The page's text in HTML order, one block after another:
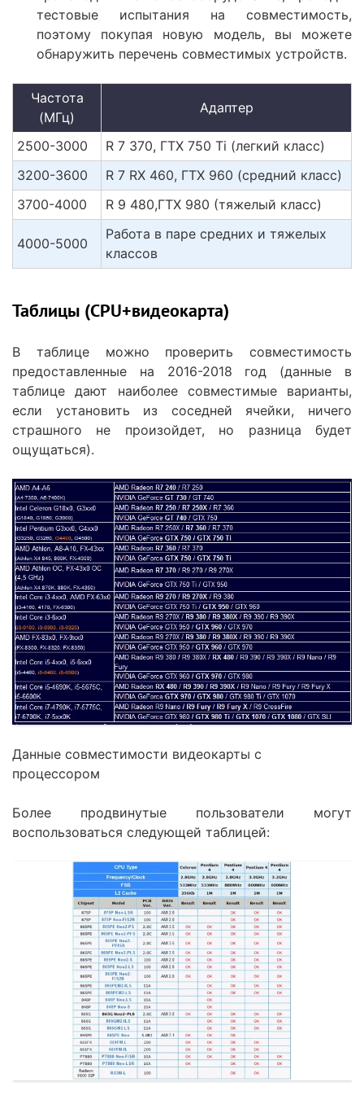
тестовые испытания на совместимость,
поэтому покупая новую модель, вы можете
обнаружить перечень совместимых устройств.
Частота
(МГц)
Адаптер
2500-3000
R 7 370, ГТХ 750 Ti (легкий класс)
3200-3600
R 7 RX 460, ГТХ 960 (средний класс)
3700-4000
R 9 480,ГTX 980 (тяжелый класс)
4000-5000
Работа в паре средних и тяжелых
классов
Таблицы (CPU+видеокарта)
В таблице можно проверить совместимость
предоставленные на 2016-2018 год (данные в
таблице дают наиболее совместимые варианты,
если установить из соседней ячейки, ничего
страшного не произойдет, но разница будет
ощущаться).
Данные совместимости видеокарты с
процессором
Более продвинутые пользователи могут
воспользоваться следующей таблицей: